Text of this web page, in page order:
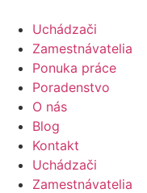
Uchádzači
Zamestnávatelia
Ponuka práce
Poradenstvo
O nás
Blog
Kontakt
Uchádzači
Zamestnávatelia